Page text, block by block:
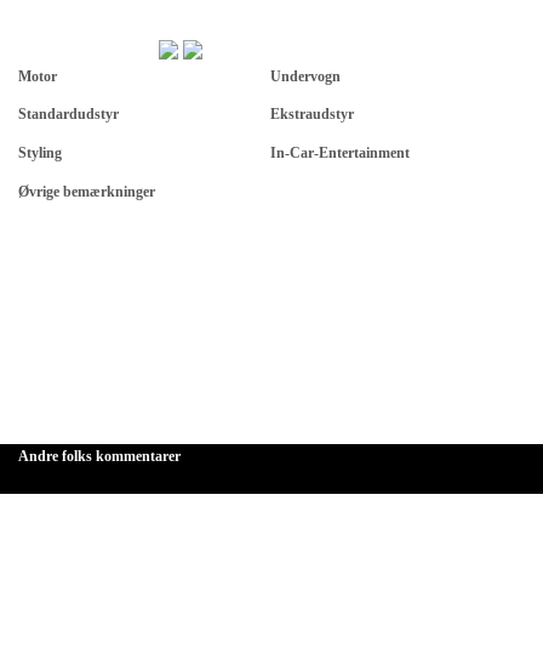
Motor Undervogn
Standardudstyr Ekstraudstyr
Styling In-Car-Entertainment
Øvrige bemærkninger
Andre folks kommentarer